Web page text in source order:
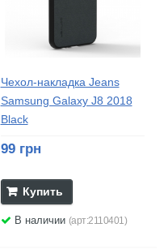
Чехол-накладка Jeans
Samsung Galaxy J8 2018
Black
99 грн
Купить
В наличии (арт:2110401)